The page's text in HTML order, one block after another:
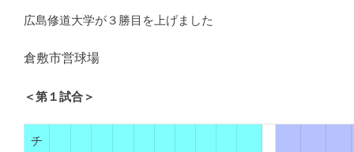
広島修道大学が３勝目を上げました
倉敷市営球場
＜第１試合＞
チ